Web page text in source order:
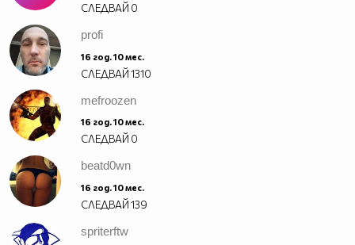
СЛЕДВАЙ 0
profi
16 год. 10 мес.
СЛЕДВАЙ1310
mefroozen
16 год. 10 мес.
СЛЕДВАЙ 0
beatd0wn
16 год. 10 мес.
СЛЕДВАЙ139
spriterftw